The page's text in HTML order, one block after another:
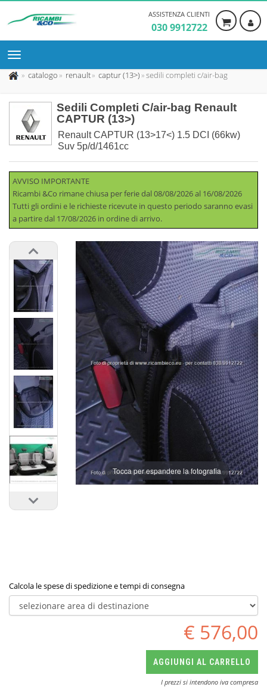
ASSISTENZA CLIENTI
030 9912722
catalogo renault captur (13>) sedili completi c/air-bag
Sedili Completi C/air-bag Renault
CAPTUR (13>)
Renault CAPTUR (13>17<) 1.5 DCI (66kw)
Suv 5p/d/1461cc
AVVISO IMPORTANTE
Ricambi &Co rimane chiusa per ferie dal 08/08/2026 al 16/08/2026
Tutti gli ordini e le richieste ricevute in questo periodo saranno evasi
a partire dal 17/08/2026 in ordine di arrivo.
Tocca per espandere la fotografia
Calcola le spese di spedizione e tempi di consegna
€ 576,00
AGGIUNGI AL CARRELLO
I prezzi si intendono iva compresa